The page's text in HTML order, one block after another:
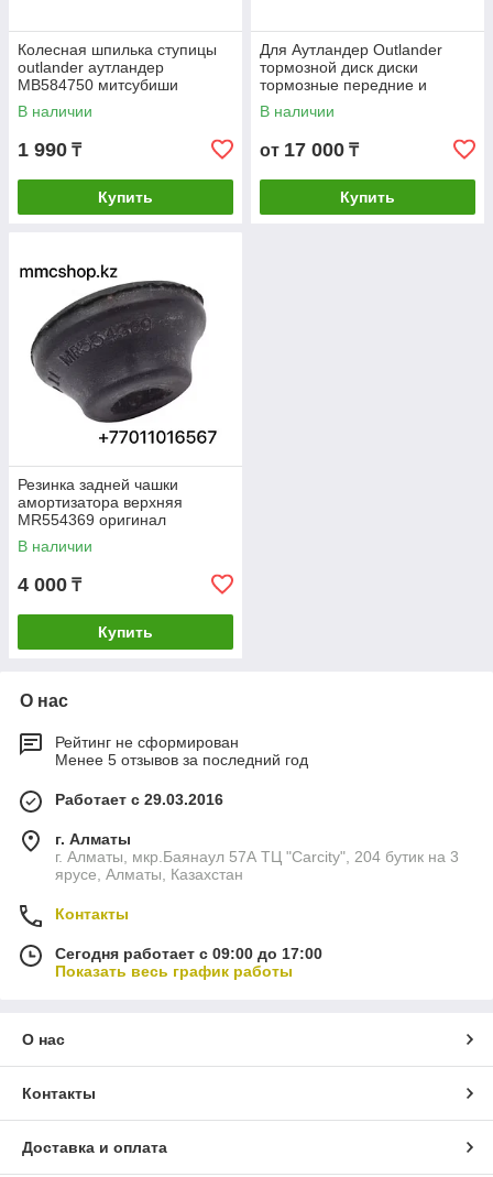
Колесная шпилька ступицы
outlander аутландер
MB584750 митсубиши
митсубиси запчасти
В наличии
1 990 ₸
Купить
Для Аутландер Outlander
тормозной диск диски
тормозные передние и
задние Англия митсубиси
запчасти Blueprint
В наличии
от 17 000 ₸
Купить
Резинка задней чашки
амортизатора верхняя
MR554369 оригинал
митсубиси лансер аутландер
mitsubishi lancer outlander
В наличии
4 000 ₸
Купить
О нас
Рейтинг не сформирован
Менее 5 отзывов за последний год
Работает с 29.03.2016
г. Алматы
г. Алматы, мкр.Баянаул 57А ТЦ "Carcity", 204 бутик на 3
ярусе, Алматы, Казахстан
Контакты
Сегодня работает с 09:00 до 17:00
Показать весь график работы
О нас
Контакты
Доставка и оплата